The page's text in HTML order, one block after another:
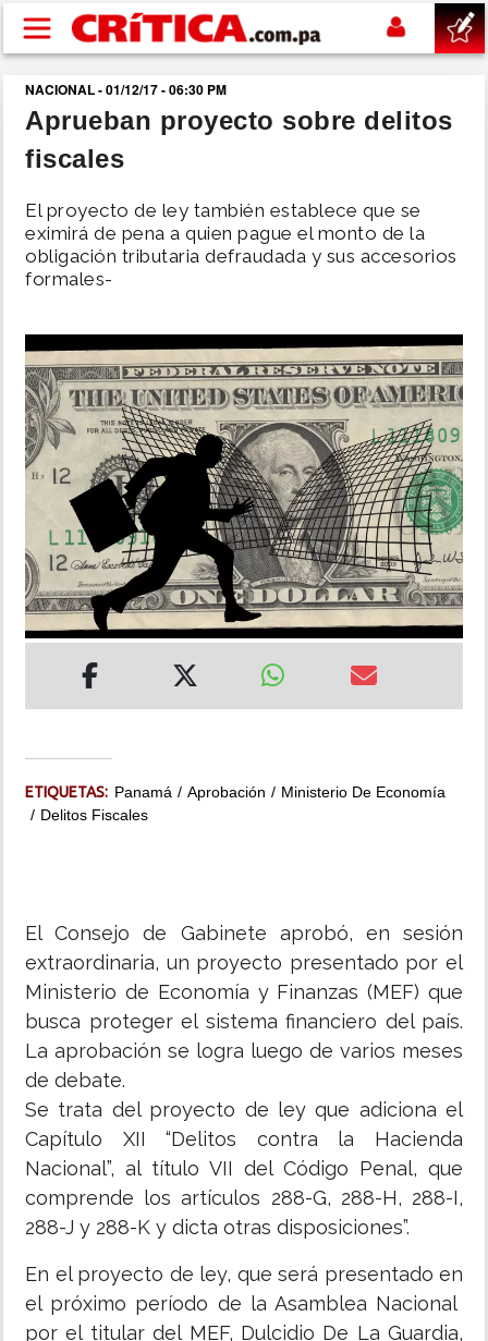
Pasar al contenido principal
buscar
SUCESOS
NACIONAL
POLÍTICA
DEPORTES
MUNDO
INSÓLITAS
MULTIMEDIA
NACIONAL - 01/12/17 - 06:30 PM
Aprueban proyecto sobre delitos
fiscales
El proyecto de ley también establece que se
eximirá de pena a quien pague el monto de la
obligación tributaria defraudada y sus accesorios
formales-
ETIQUETAS: Panamá Aprobación
Ministerio De Economía
Delitos Fiscales
El Consejo de Gabinete aprobó, en sesión
extraordinaria, un proyecto presentado por el
Ministerio de Economía y Finanzas (MEF) que
busca proteger el sistema financiero del país.
La aprobación se logra luego de varios meses
de debate.
Se trata del proyecto de ley que adiciona el
Capítulo XII “Delitos contra la Hacienda
Nacional”, al título VII del Código Penal, que
comprende los artículos 288-G, 288-H, 288-I,
288-J y 288-K y dicta otras disposiciones”.
En el proyecto de ley, que será presentado en
el próximo período de la Asamblea Nacional
por el titular del MEF, Dulcidio De La Guardia,